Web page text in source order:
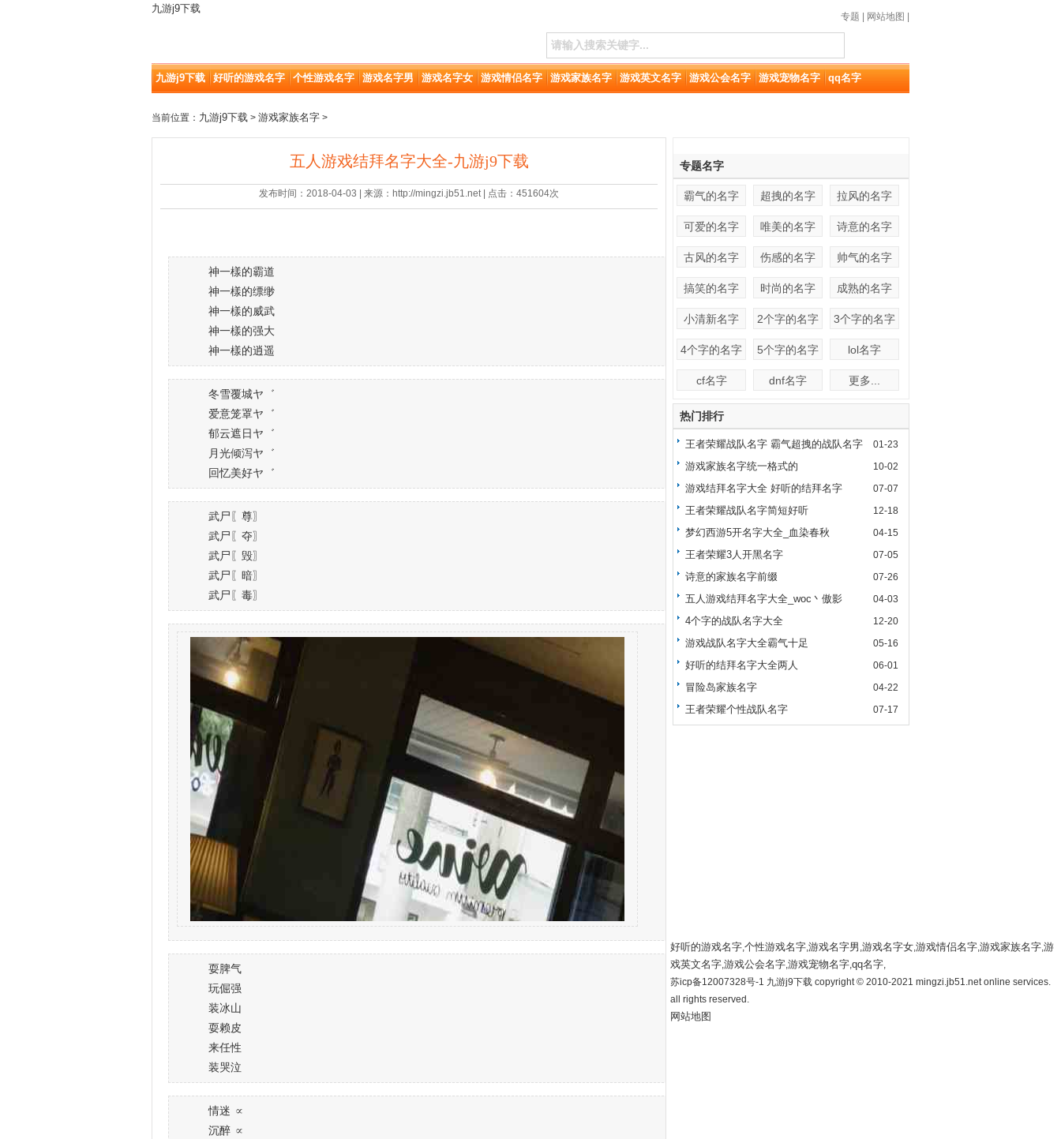
九游j9下载
专题 网站地图
九游j9下载 好听的游戏名字 个性游戏名字 游戏名字男 游戏名字女 游戏情侣名字 游戏家族名字 游戏英文名字 游戏公会名字 游戏宠物名字 qq名字
当前位置： 九游j9下载 > 游戏家族名字 >
五人游戏结拜名字大全-九游j9下载
发布时间：2018-04-03 | 来源：http://mingzi.jb51.net | 点击：451604次
神一樣的霸道
神一樣的缥缈
神一樣的威武
神一樣的强大
神一樣的逍遥
冬雪覆城ヤ゛
爱意笼罩ヤ゛
郁云遮日ヤ゛
月光倾泻ヤ゛
回忆美好ヤ゛
武尸〖尊〗
武尸〖夺〗
武尸〖毁〗
武尸〖暗〗
武尸〖毒〗
耍脾气
玩倔强
装冰山
耍赖皮
来任性
装哭泣
情迷 ∝
沉醉 ∝
专题名字
霸气的名字 超拽的名字 拉风的名字
可爱的名字 唯美的名字 诗意的名字
古风的名字 伤感的名字 帅气的名字
搞笑的名字 时尚的名字 成熟的名字
小清新名字 2个字的名字 3个字的名字
4个字的名字 5个字的名字 lol名字
cf名字 dnf名字 更多...
热门排行
01-23
王者荣耀战队名字 霸气超拽的战队名字
10-02
游戏家族名字统一格式的
07-07
游戏结拜名字大全 好听的结拜名字
12-18
王者荣耀战队名字简短好听
04-15
梦幻西游5开名字大全_血染春秋
07-05
王者荣耀3人开黑名字
07-26
诗意的家族名字前缀
04-03
五人游戏结拜名字大全_woc丶傲影
12-20
4个字的战队名字大全
05-16
游戏战队名字大全霸气十足
06-01
好听的结拜名字大全两人
04-22
冒险岛家族名字
07-17
王者荣耀个性战队名字
好听的游戏名字,个性游戏名字,游戏名字男 ,游戏名字女,游戏情侣名字,游戏家族名字,游
戏英文名字,游戏公会名字,游戏宠物名字,qq名字,
苏icp备12007328号-1 九游j9下载 copyright © 2010-2021 mingzi.jb51.net online services.
all rights reserved.
网站地图